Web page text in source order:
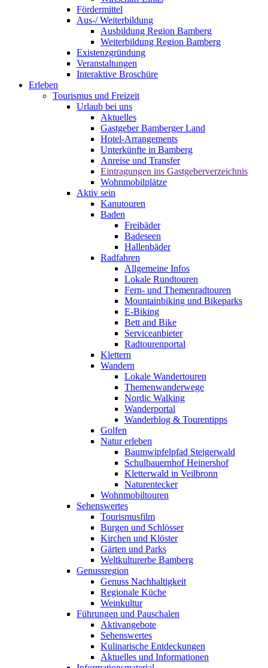
Fördermittel
Aus-/ Weiterbildung
Ausbildung Region Bamberg
Weiterbildung Region Bamberg
Existenzgründung
Veranstaltungen
Interaktive Broschüre
Erleben
Tourismus und Freizeit
Urlaub bei uns
Aktuelles
Gastgeber Bamberger Land
Hotel-Arrangements
Unterkünfte in Bamberg
Anreise und Transfer
Eintragungen ins Gastgeberverzeichnis
Wohnmobilplätze
Aktiv sein
Kanutouren
Baden
Freibäder
Badeseen
Hallenbäder
Radfahren
Allgemeine Infos
Lokale Rundtouren
Fern- und Themenradtouren
Mountainbiking und Bikeparks
E-Biking
Bett and Bike
Serviceanbieter
Radtourenportal
Klettern
Wandern
Lokale Wandertouren
Themenwanderwege
Nordic Walking
Wanderportal
Wanderblog & Tourentipps
Golfen
Natur erleben
Baumwipfelpfad Steigerwald
Schulbauernhof Heinershof
Kletterwald in Veilbronn
Naturentecker
Wohnmobiltouren
Sehenswertes
Tourismusfilm
Burgen und Schlösser
Kirchen und Klöster
Gärten und Parks
Weltkulturerbe Bamberg
Genussregion
Genuss Nachhaltigkeit
Regionale Küche
Weinkultur
Führungen und Pauschalen
Aktivangebote
Sehenswertes
Kulinarische Entdeckungen
Aktuelles und Informationen